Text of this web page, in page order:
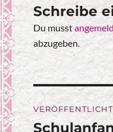
Schreibe
Du musst
abzugeben.